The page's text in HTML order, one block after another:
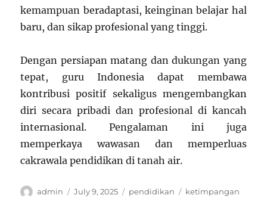
kemampuan beradaptasi, keinginan belajar hal
baru, dan sikap profesional yang tinggi.
Dengan persiapan matang dan dukungan yang
tepat, guru Indonesia dapat membawa
kontribusi positif sekaligus mengembangkan
diri secara pribadi dan profesional di kancah
internasional. Pengalaman ini juga
memperkaya wawasan dan memperluas
cakrawala pendidikan di tanah air.
Author
admin Posted
July 9, 2025 Categories
pendidikan Tags
ketimpangan